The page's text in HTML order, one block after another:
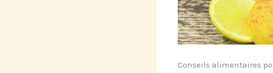
Conseils alimentaires